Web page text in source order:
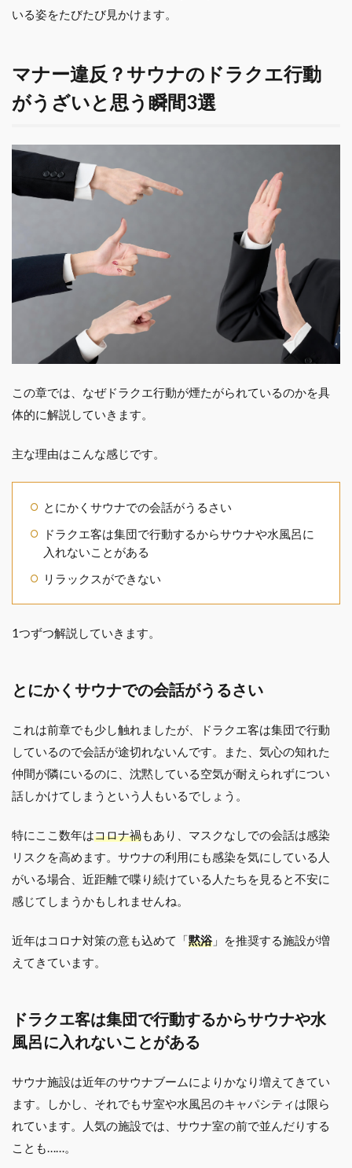
いる姿をたびたび見かけます。
マナー違反？サウナのドラクエ行動
がうざいと思う瞬間3選
この章では、なぜドラクエ行動が煙たがられているのかを具
体的に解説していきます。
主な理由はこんな感じです。
とにかくサウナでの会話がうるさい
ドラクエ客は集団で行動するからサウナや水風呂に
入れないことがある
リラックスができない
1つずつ解説していきます。
とにかくサウナでの会話がうるさい
これは前章でも少し触れましたが、ドラクエ客は集団で行動
しているので会話が途切れないんです。また、気心の知れた
仲間が隣にいるのに、沈黙している空気が耐えられずについ
話しかけてしまうという人もいるでしょう。
特にここ数年はコロナ禍もあり、マスクなしでの会話は感染
リスクを高めます。サウナの利用にも感染を気にしている人
がいる場合、近距離で喋り続けている人たちを見ると不安に
感じてしまうかもしれませんね。
近年はコロナ対策の意も込めて「黙浴」を推奨する施設が増
えてきています。
ドラクエ客は集団で行動するからサウナや水
風呂に入れないことがある
サウナ施設は近年のサウナブームによりかなり増えてきてい
ます。しかし、それでもサ室や水風呂のキャパシティは限ら
れています。人気の施設では、サウナ室の前で並んだりする
ことも……。